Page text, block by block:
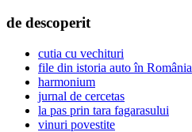
de descoperit
cutia cu vechituri
file din istoria auto în România
harmonium
jurnal de cercetas
la pas prin tara fagarasului
vinuri povestite